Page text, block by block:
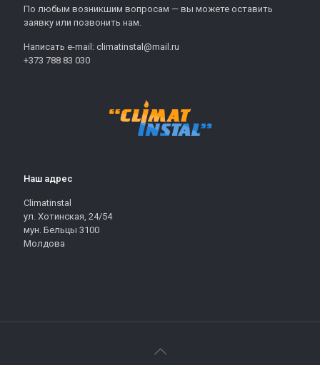
По любым возникшим вопросам — вы можете оставить
заявку или позвонить нам.
Написать e-mail: climatinstal@mail.ru
+373 788 83 030
Наш адрес
Climatinstal
ул. Хотинская, 24/54
мун. Бельцы 3100
Молдова